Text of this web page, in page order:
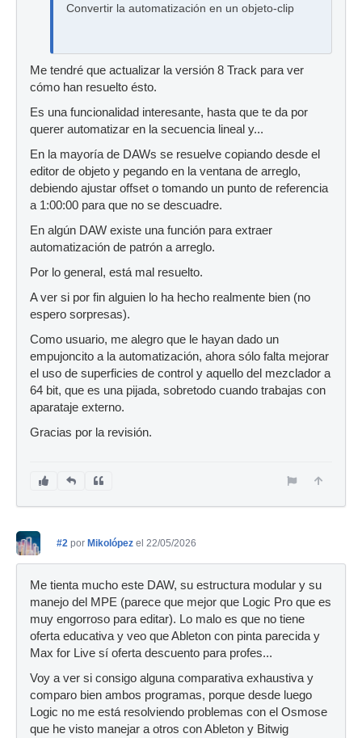
Convertir la automatización en un objeto-clip
Me tendré que actualizar la versión 8 Track para ver
cómo han resuelto ésto.
Es una funcionalidad interesante, hasta que te da por
querer automatizar en la secuencia lineal y...
En la mayoría de DAWs se resuelve copiando desde el
editor de objeto y pegando en la ventana de arreglo,
debiendo ajustar offset o tomando un punto de referencia
a 1:00:00 para que no se descuadre.
En algún DAW existe una función para extraer
automatización de patrón a arreglo.
Por lo general, está mal resuelto.
A ver si por fin alguien lo ha hecho realmente bien (no
espero sorpresas).
Como usuario, me alegro que le hayan dado un
empujoncito a la automatización, ahora sólo falta mejorar
el uso de superficies de control y aquello del mezclador a
64 bit, que es una pijada, sobretodo cuando trabajas con
aparataje externo.
Gracias por la revisión.
#2 por Mikolópez el 22/05/2026
Me tienta mucho este DAW, su estructura modular y su
manejo del MPE (parece que mejor que Logic Pro que es
muy engorroso para editar). Lo malo es que no tiene
oferta educativa y veo que Ableton con pinta parecida y
Max for Live sí oferta descuento para profes...
Voy a ver si consigo alguna comparativa exhaustiva y
comparo bien ambos programas, porque desde luego
Logic no me está resolviendo problemas con el Osmose
que he visto manejar a otros con Ableton y Bitwig